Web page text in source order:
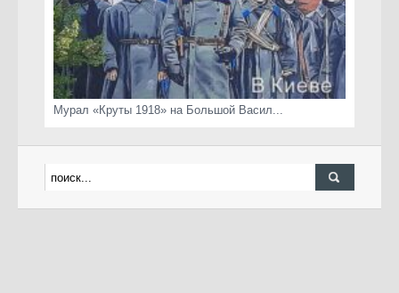
Мурал «Круты 1918» на Большой Васил...